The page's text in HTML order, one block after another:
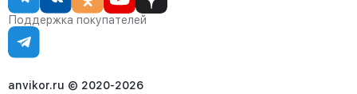
Статьи
corp@anvikor.ru
Ежедневно, с 7:00-19:00 (МСК)
Отдел рекламации:
8 (953) 455-25-61
Поддержка покупателей
anvikor.ru © 2020-2026